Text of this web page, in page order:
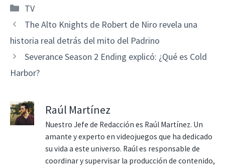
Categorías
TV
The Alto Knights de Robert de Niro revela una
historia real detrás del mito del Padrino
Severance Season 2 Ending explicó: ¿Qué es Cold
Harbor?
Raúl Martínez
Nuestro Jefe de Redacción es Raúl Martínez. Un
amante y experto en videojuegos que ha dedicado
su vida a este universo. Raúl es responsable de
coordinar y supervisar la producción de contenido,